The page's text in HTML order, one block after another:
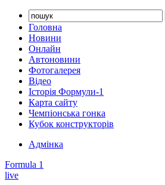
Головна
Новини
Онлайн
Автоновини
Фотогалерея
Відео
Історія Формули-1
Карта сайту
Чемпіонська гонка
Кубок конструкторів
Адмінка
Formula 1
live